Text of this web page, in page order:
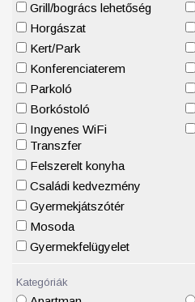
Grill/bogrács lehetőség
Horgászat
Kert/Park
Konferenciaterem
Parkoló
Borkóstoló
Ingyenes WiFi
Transzfer
Felszerelt konyha
Családi kedvezmény
Gyermekjátszótér
Mosoda
Gyermekfelügyelet
Kategóriák